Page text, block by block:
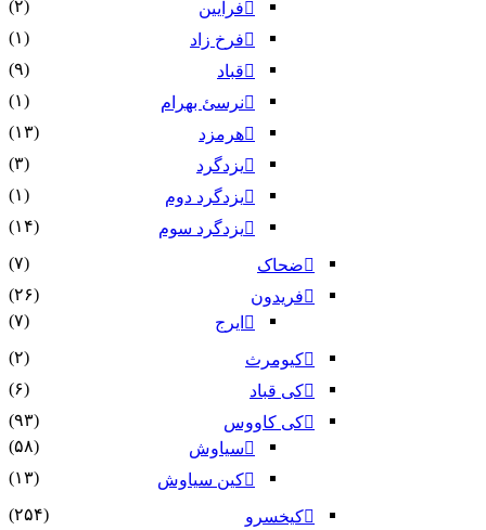
فرایین
(۲)
فرخ زاد
(۱)
قباد
(۹)
نرسئ بهرام‏
(۱)
هرمزد
(۱۳)
یزدگرد
(۳)
یزدگرد دوم
(۱)
یزدگرد سوم
(۱۴)
ضحاک
(۷)
فریدون
(۲۶)
ایرج
(۷)
کیومرث
(۲)
کی قباد
(۶)
کی کاووس
(۹۳)
سیاوش
(۵۸)
کین سیاوش
(۱۳)
کیخسرو
(۲۵۴)